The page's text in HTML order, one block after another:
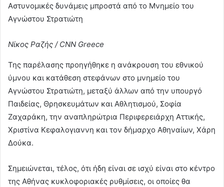
Αστυνομικές δυνάμεις μπροστά από το Μνημείο του
Αγνώστου Στρατιώτη
Νίκος Ραζής / CNN Greece
Της παρέλασης προηγήθηκε η ανάκρουση του εθνικού
ύμνου και κατάθεση στεφάνων στο μνημείο του
Αγνώστου Στρατιώτη, μεταξύ άλλων από την υπουργό
Παιδείας, Θρησκευμάτων και Αθλητισμού, Σοφία
Ζαχαράκη, την αναπληρώτρια Περιφερειάρχη Αττικής,
Χριστίνα Κεφαλογιαννη και τον δήμαρχο Αθηναίων, Χάρη
Δούκα.
Σημειώνεται, τέλος, ότι ήδη είναι σε ισχύ είναι στο κέντρο
της Αθήνας κυκλοφοριακές ρυθμίσεις, οι οποίες θα